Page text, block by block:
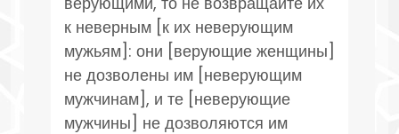
к неверным [к их неверующим
мужьям]: они [верующие женщины]
не дозволены им [неверующим
мужчинам], и те [неверующие
мужчины] не дозволяются им